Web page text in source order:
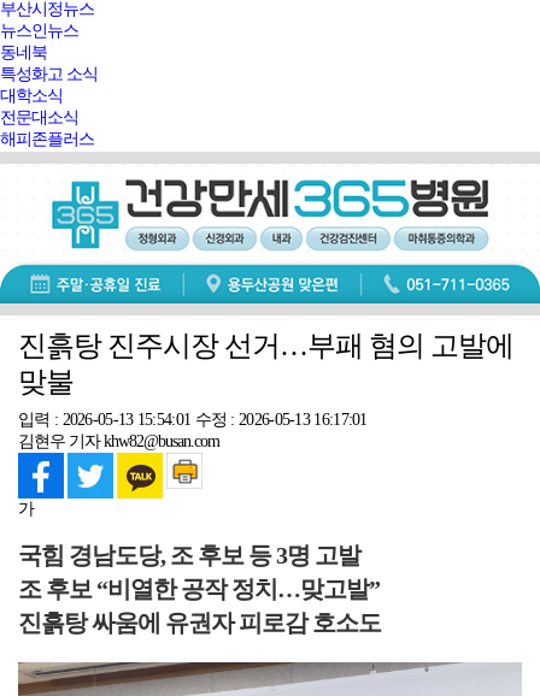
부산시정뉴스
뉴스인뉴스
동네북
특성화고 소식
대학소식
전문대소식
해피존플러스
진흙탕 진주시장 선거…부패 혐의 고발에
맞불
입력 : 2026-05-13 15:54:01 수정 : 2026-05-13 16:17:01
김현우 기자 khw82@busan.com
가
국힘 경남도당, 조 후보 등 3명 고발
조 후보 “비열한 공작 정치…맞고발”
진흙탕 싸움에 유권자 피로감 호소도